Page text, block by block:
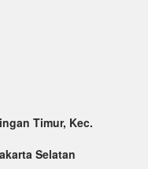
Timur, Kec.
Selatan